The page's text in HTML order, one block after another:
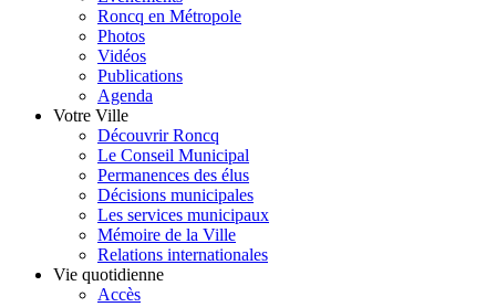
Roncq en Métropole
Photos
Vidéos
Publications
Agenda
Votre Ville
Découvrir Roncq
Le Conseil Municipal
Permanences des élus
Décisions municipales
Les services municipaux
Mémoire de la Ville
Relations internationales
Vie quotidienne
Accès